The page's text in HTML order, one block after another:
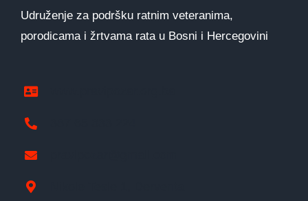
Udruženje za podršku ratnim veteranima,
porodicama i žrtvama rata u Bosni i Hercegovini